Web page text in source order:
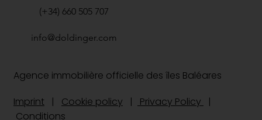
Agence immobilière officielle des îles Baléares
Imprint | Cookie policy | Privacy Policy
|
Conditions
(+34) 660 505 707
info@doldinger.com